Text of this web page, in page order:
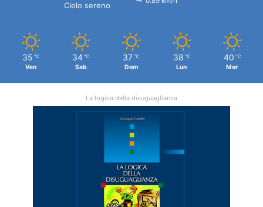
Cielo sereno
35 ℃
Ven
34 ℃
Sab
37 ℃
Dom
38 ℃
Lun
40 ℃
Mar
La logica della disuguaglianza